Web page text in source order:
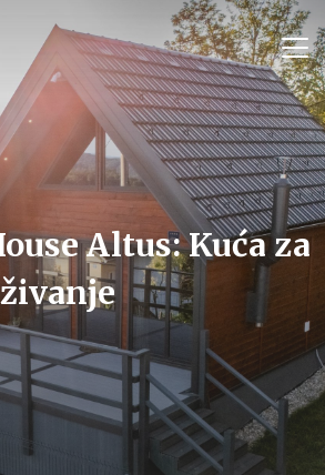
Altus: Kuća za